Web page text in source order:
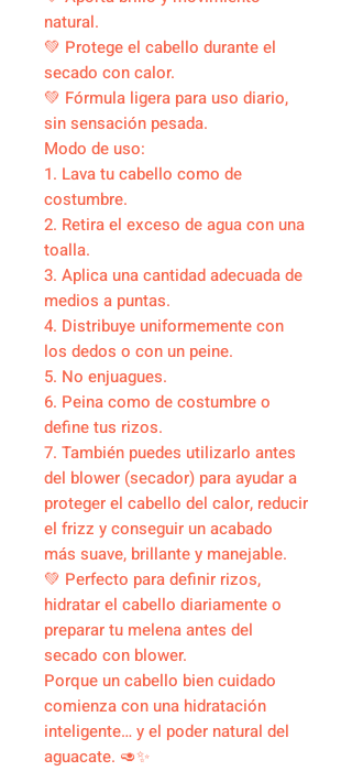
natural.
💚 Protege el cabello durante el
secado con calor.
💚 Fórmula ligera para uso diario,
sin sensación pesada.
Modo de uso:
1. Lava tu cabello como de
costumbre.
2. Retira el exceso de agua con una
toalla.
3. Aplica una cantidad adecuada de
medios a puntas.
4. Distribuye uniformemente con
los dedos o con un peine.
5. No enjuagues.
6. Peina como de costumbre o
define tus rizos.
7. También puedes utilizarlo antes
del blower (secador) para ayudar a
proteger el cabello del calor, reducir
el frizz y conseguir un acabado
más suave, brillante y manejable.
💚 Perfecto para definir rizos,
hidratar el cabello diariamente o
preparar tu melena antes del
secado con blower.
Porque un cabello bien cuidado
comienza con una hidratación
inteligente… y el poder natural del
aguacate. 🥑✨